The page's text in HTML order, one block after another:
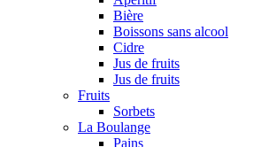
Bière
Boissons sans alcool
Cidre
Jus de fruits
Jus de fruits
Fruits
Sorbets
La Boulange
Pains